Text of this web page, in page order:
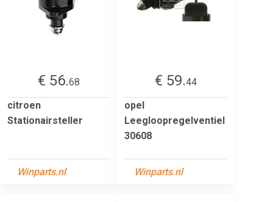
€ 56.68
citroen
Stationairsteller
Winparts.nl
€ 59.44
opel
Leegloopregelventiel
30608
Winparts.nl